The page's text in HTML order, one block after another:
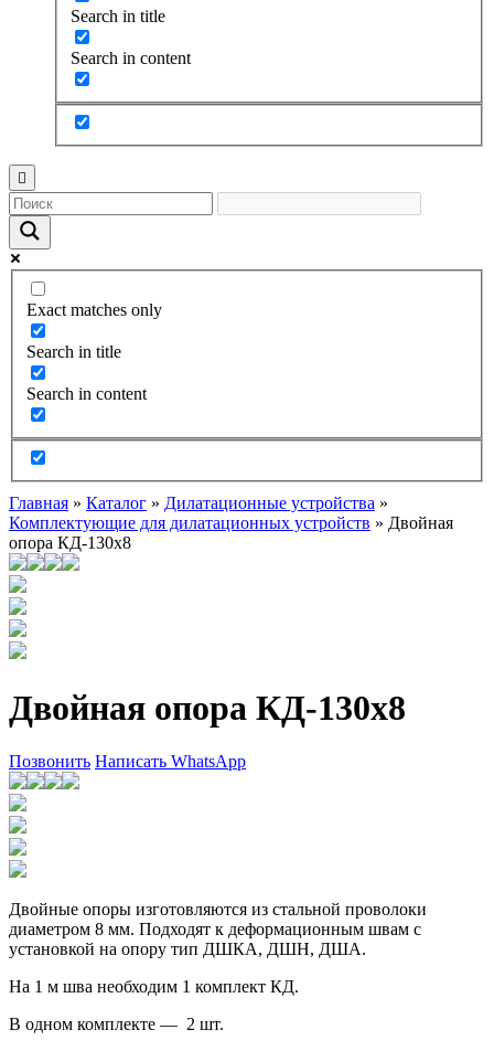
Search in title
Search in content
Exact matches only
Search in title
Search in content
Главная » Каталог » Дилатационные устройства »
Комплектующие для дилатационных устройств » Двойная
опора КД-130х8
Двойная опора КД-130х8
Позвонить Написать WhatsApp
Двойные опоры изготовляются из стальной проволоки
диаметром 8 мм. Подходят к деформационным швам с
установкой на опору тип ДШКА, ДШН, ДША.
На 1 м шва необходим 1 комплект КД.
В одном комплекте — 2 шт.